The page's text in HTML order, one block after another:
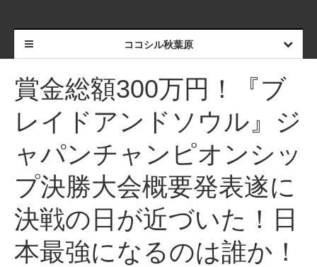
ココシル秋葉原
賞金総額300万円！『ブ
レイドアンドソウル』ジ
ャパンチャンピオンシッ
プ決勝大会概要発表遂に
決戦の日が近づいた！日
本最強になるのは誰か！